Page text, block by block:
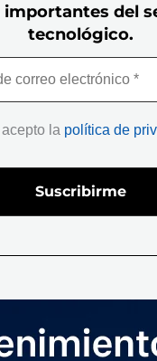
importantes del
tecnológico.
la política de